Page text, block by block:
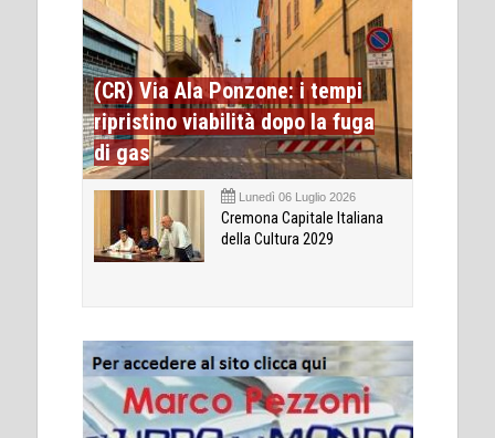
(CR) Via Ala Ponzone: i tempi
ripristino viabilità dopo la fuga
di gas
Lunedì 06 Luglio 2026
Cremona Capitale Italiana
della Cultura 2029